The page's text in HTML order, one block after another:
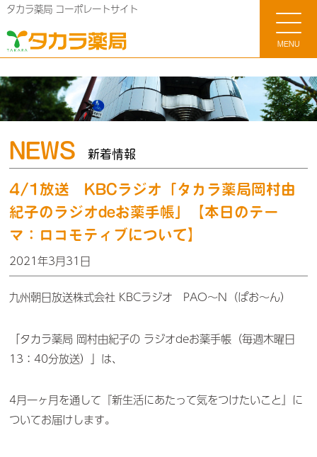
タカラ薬局 コーポレートサイト
MENU
NEWS 新着情報
4/1放送 KBCラジオ「タカラ薬局岡村由
紀子のラジオdeお薬手帳」【本日のテー
マ：ロコモティブについて】
2021年3月31日
九州朝日放送株式会社 KBCラジオ PAO～N（ぱお～ん）
「タカラ薬局 岡村由紀子の ラジオdeお薬手帳（毎週木曜日
13：40分放送）」は、
4月一ヶ月を通して『新生活にあたって気をつけたいこと』に
ついてお届けします。